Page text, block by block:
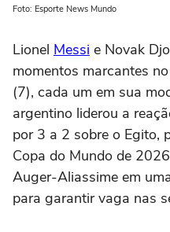
Foto: Esporte News Mundo
Lionel Messi e Novak
momentos marcantes
(7), cada um em sua
argentino liderou a
por 3 a 2 sobre o Egito,
Copa do Mundo de
Auger-Aliassime em
para garantir vaga nas